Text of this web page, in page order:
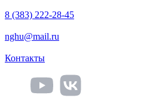
8 (383) 222-28-45
nghu@mail.ru
Контакты